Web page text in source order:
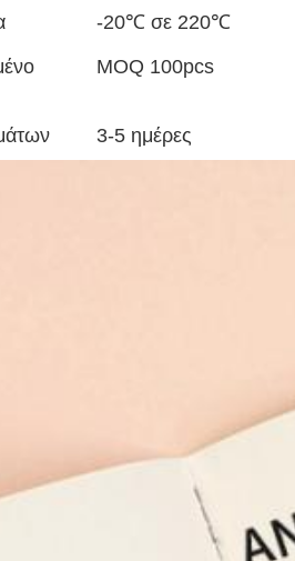
-20℃ σε 220℃
MOQ 100pcs
3-5 ημέρες